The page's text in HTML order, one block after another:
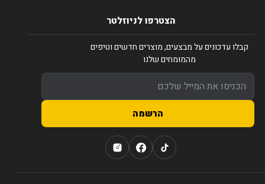
הצטרפו לניוזלטר
קבלו עדכונים על מבצעים, מוצרים חדשים וטיפים
מהמומחים שלנו
הרשמה